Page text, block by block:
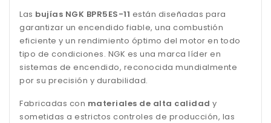
Las bujías NGK BPR5ES-11 están diseñadas para
garantizar un encendido fiable, una combustión
eficiente y un rendimiento óptimo del motor en todo
tipo de condiciones. NGK es una marca líder en
sistemas de encendido, reconocida mundialmente
por su precisión y durabilidad.
Fabricadas con materiales de alta calidad y
sometidas a estrictos controles de producción, las